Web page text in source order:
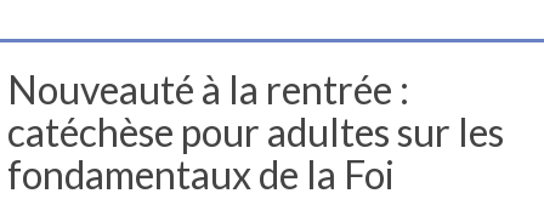
Nouveauté à la rentrée :
catéchèse pour adultes sur les
fondamentaux de la Foi